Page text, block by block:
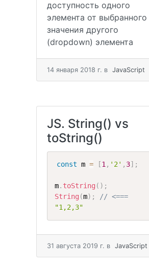
доступность одного
элемента от выбранного
значения другого
(dropdown) элемента
14 января 2018 г. в JavaScript
JS. String() vs
toString()
const m = [1 , '2' , 3] ;
m. toString ( ) ;
String (m) ;
// <===
"1,2,3"
31 августа 2019 г. в JavaScript